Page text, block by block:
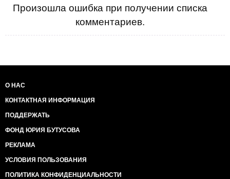
Произошла ошибка при получении списка
комментариев.
О НАС
КОНТАКТНАЯ ИНФОРМАЦИЯ
ПОДДЕРЖАТЬ
ФОНД ЮРИЯ БУТУСОВА
РЕКЛАМА
УСЛОВИЯ ПОЛЬЗОВАНИЯ
ПОЛИТИКА КОНФИДЕНЦИАЛЬНОСТИ